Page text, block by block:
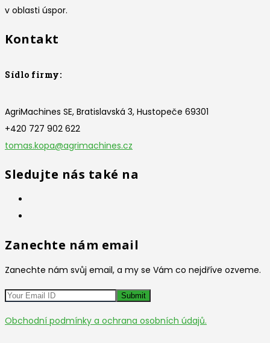
v oblasti úspor.
Kontakt
Sídlo firmy:
AgriMachines SE, Bratislavská 3, Hustopeče 69301
+420 727 902 622
tomas.kopa@agrimachines.cz
Sledujte nás také na
Zanechte nám email
Zanechte nám svůj email, a my se Vám co nejdříve ozveme.
Obchodní podmínky a ochrana osobních údajů.